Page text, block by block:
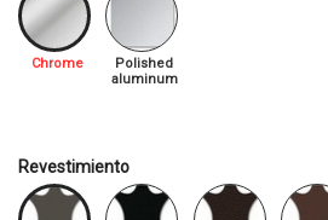
Chrome
Polished
aluminum
Revestimiento